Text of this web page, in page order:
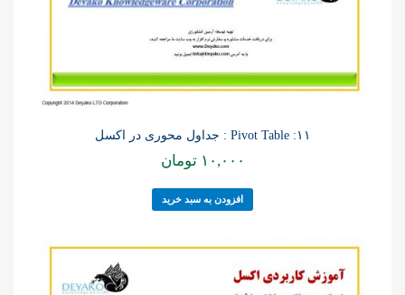
۱۱: Pivot Table : جداول محوری در اکسل
۱۰,۰۰۰ تومان
افزودن به سبد خرید